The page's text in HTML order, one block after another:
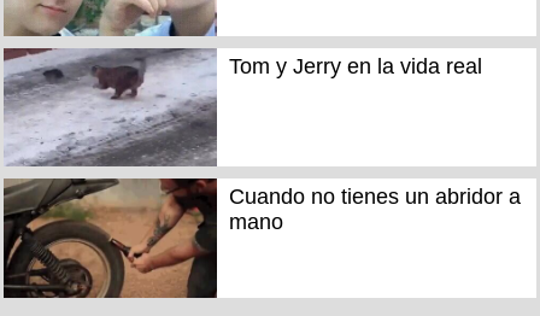
Tom y Jerry en la vida real
Cuando no tienes un abridor a
mano